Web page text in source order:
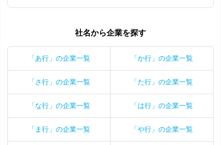
社名から企業を探す
「あ行」の企業一覧 「か行」の企業一覧
「さ行」の企業一覧 「た行」の企業一覧
「な行」の企業一覧 「は行」の企業一覧
「ま行」の企業一覧 「や行」の企業一覧